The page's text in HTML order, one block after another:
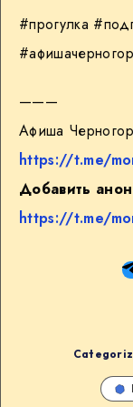
#прогулка
———
Афиша
https://t.me/
Добавить
https://t.me/